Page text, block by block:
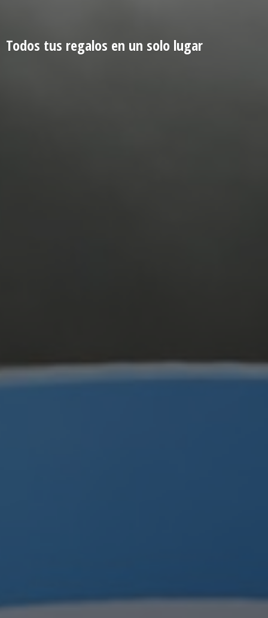
Todos tus regalos en un solo lugar